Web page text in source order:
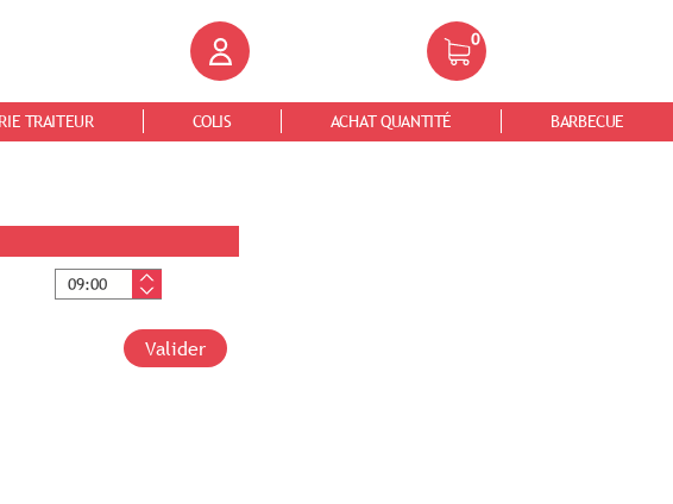
0
TRAITEUR COLIS ACHAT QUANTITÉ BARBECUE
Valider